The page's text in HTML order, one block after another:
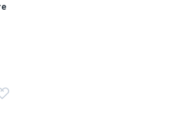
Ajouter